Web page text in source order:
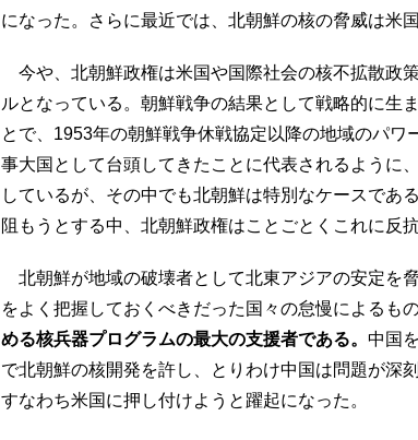
になった。さらに最近では、北朝鮮の核の脅威は米
今や、北朝鮮政権は米国や国際社会の核不拡散政
ルとなっている。朝鮮戦争の結果として戦略的に生
とで、1953年の朝鮮戦争休戦協定以降の地域のパワ
事大国として台頭してきたことに代表されるように
しているが、その中でも北朝鮮は特別なケースであ
阻もうとする中、北朝鮮政権はことごとくこれに反
北朝鮮が地域の破壊者として北東アジアの安定を
をよく把握しておくべきだった国々の怠慢によるもの
める核兵器プログラムの最大の支援者である。 中国
で北朝鮮の核開発を許し、とりわけ中国は問題が深
すなわち米国に押し付けようと躍起になった。